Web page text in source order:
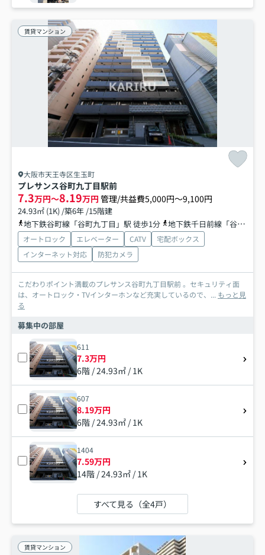
賃貸マンション
大阪市天王寺区生玉町
プレサンス谷町九丁目駅前
7.3万円～8.19万円 管理/共益費5,000円～9,100円
24.93㎡ (1K) /築6年 /15階建
地下鉄谷町線「谷町九丁目」駅 徒歩1分
地下鉄千日前線「谷町九丁目」駅 徒歩1分
オートロック エレベーター CATV
宅配ボックス
インターネット対応
防犯カメラ
こだわりポイント満載のプレサンス谷町九丁目駅前 。セキュリティ面
は、オートロック・TVインターホンなど充実しているので、... もっと見
る
募集中の部屋
611
7.3万円
6階 / 24.93㎡ / 1K
607
8.19万円
6階 / 24.93㎡ / 1K
1404
7.59万円
14階 / 24.93㎡ / 1K
すべて見る（全4戸）
賃貸マンション